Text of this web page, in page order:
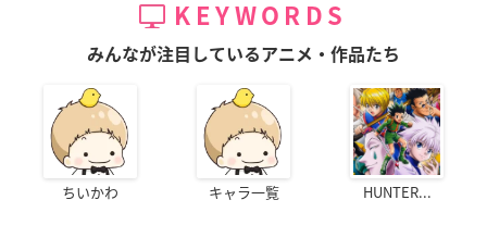
KEYWORDS
みんなが注目しているアニメ・作品たち
ちいかわ キャラ一覧 HUNTER...